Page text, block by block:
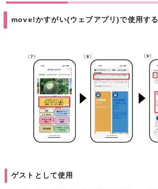
move!かすがい(ウェブアプリ)で使用する
ゲストとして使用